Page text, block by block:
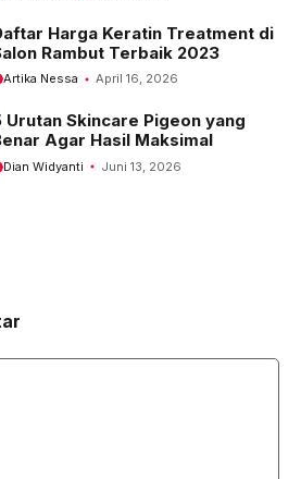
Harga Keratin Treatment di
Rambut Terbaik 2023
Artika Nessa April 16, 2026
Urutan Skincare Pigeon yang
Agar Hasil Maksimal
Dian Widyanti Juni 13, 2026